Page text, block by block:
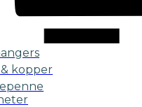
kopper